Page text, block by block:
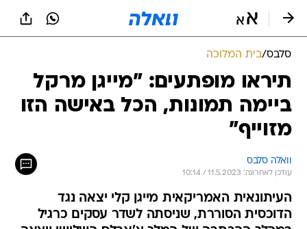
סלבס/בית המלוכה
תיראו מופתעים: "מייגן מרקל
ביימה תמונות, הכל באישה הזו
מזוייף"
וואלה סלבס
עודכן לאחרונה: 11.5.2023 / 10:14
העיתונאית האמריקאית מייגן קלי יצאה נגד
הדוכסית הסוררת, שניסתה לשדר עסקים כרגיל